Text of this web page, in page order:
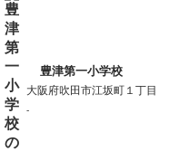
豊津第一小学校
大阪府吹田市江坂町１丁目
-